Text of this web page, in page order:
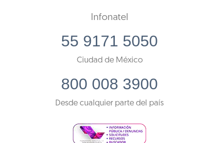
Infonatel
55 9171 5050
Ciudad de México
800 008 3900
Desde cualquier parte del país